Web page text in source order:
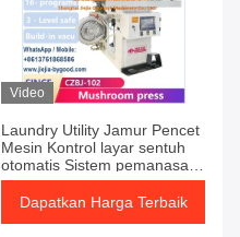
Video
Laundry Utility Jamur Pencet
Mesin Kontrol layar sentuh
otomatis Sistem pemanasan
uap
Dapatkan Harga Terbaik